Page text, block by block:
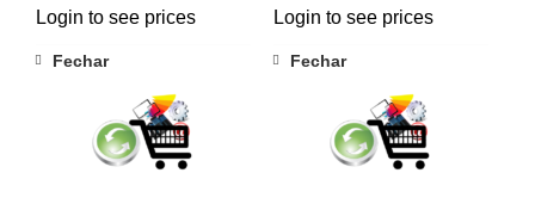
Login to see prices
Login to see prices
Fechar Fechar